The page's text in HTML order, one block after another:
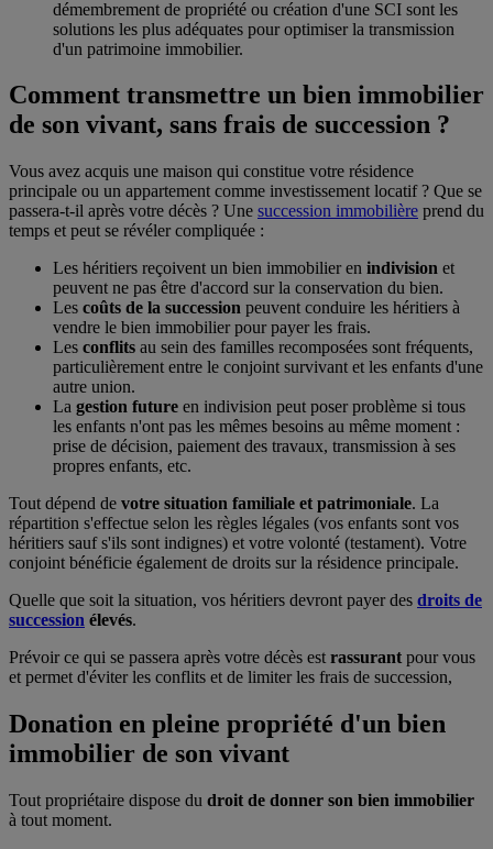
démembrement de propriété ou création d'une SCI sont les
solutions les plus adéquates pour optimiser la transmission
d'un patrimoine immobilier.
Comment transmettre un bien immobilier
de son vivant, sans frais de succession ?
Vous avez acquis une maison qui constitue votre résidence
principale ou un appartement comme investissement locatif ? Que se
passera-t-il après votre décès ? Une succession immobilière prend du
temps et peut se révéler compliquée :
Les héritiers reçoivent un bien immobilier en indivision et
peuvent ne pas être d'accord sur la conservation du bien.
Les coûts de la succession peuvent conduire les héritiers à
vendre le bien immobilier pour payer les frais.
Les conflits au sein des familles recomposées sont fréquents,
particulièrement entre le conjoint survivant et les enfants d'une
autre union.
La gestion future en indivision peut poser problème si tous
les enfants n'ont pas les mêmes besoins au même moment :
prise de décision, paiement des travaux, transmission à ses
propres enfants, etc.
Tout dépend de votre situation familiale et patrimoniale. La
répartition s'effectue selon les règles légales (vos enfants sont vos
héritiers sauf s'ils sont indignes) et votre volonté (testament). Votre
conjoint bénéficie également de droits sur la résidence principale.
Quelle que soit la situation, vos héritiers devront payer des droits de
succession élevés.
Prévoir ce qui se passera après votre décès est rassurant pour vous
et permet d'éviter les conflits et de limiter les frais de succession,
Donation en pleine propriété d'un bien
immobilier de son vivant
Tout propriétaire dispose du droit de donner son bien immobilier
à tout moment.